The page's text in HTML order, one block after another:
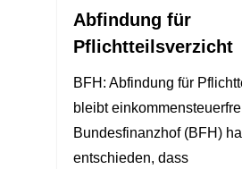
Abfindung für
Pflichtteilsverzicht
BFH: Abfindung für
bleibt
Bundesfinanzhof (BFH)
entschieden, dass